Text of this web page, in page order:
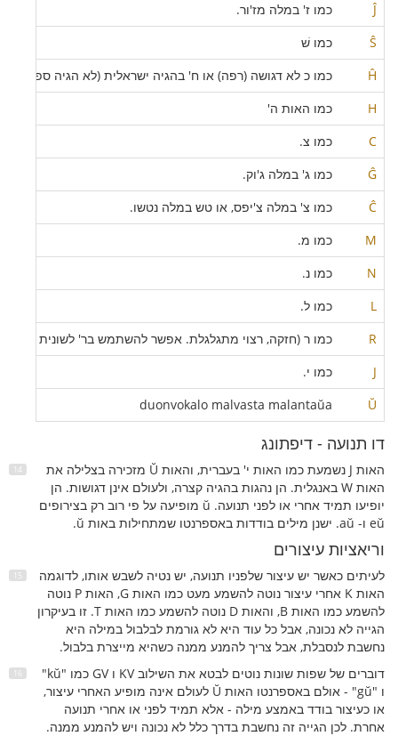
Ĵ
כמו ז' במלה מז'ור.
Ŝ
כמו שׁ
Ĥ
כמו כ לא דגושה (רפה) או ח' בהגיה ישראלית (לא הגיה ספרדית).
H
כמו האות ה'
C
כמו צ.
Ĝ
כמו ג' במלה ג'וק.
Ĉ
כמו צ' במלה צ'יפס, או טש במלה נטשו.
M
כמו מ.
N
כמו נ.
L
כמו ל.
R
כמו ר (חזקה, רצוי מתגלגלת. אפשר להשתמש בר' לשונית או
J
כמו י.
Ŭ
duonvokalo malvasta malantaŭa
דו תנועה - דיפתונג
האות J נשמעת כמו האות י' בעברית, והאות Ŭ מזכירה בצלילה את
האות W באנגלית. הן נהגות בהגיה קצרה, ולעולם אינן דגושות. הן
יופיעו תמיד אחרי או לפני תנועה. ŭ מופיעה על פי רוב רק בצירופים
eŭ ו- aŭ. ישנן מילים בודדות באספרנטו שמתחילות באות ŭ.
וריאציות עיצורים
לעיתים כאשר יש עיצור שלפניו תנועה, יש נטיה לשבש אותו, לדוגמה
האות K אחרי עיצור נוטה להשמע מעט כמו האות G, האות P נוטה
להשמע כמו האות B, והאות D נוטה להשמע כמו האות T. זו בעיקרון
הגייה לא נכונה, אבל כל עוד היא לא גורמת לבלבול במילה היא
נחשבת לנסבלת, אבל צריך להמנע ממנה כשהיא מייצרת בלבול.
דוברים של שפות שונות נוטים לבטא את השילוב KV ו GV כמו "kŭ"
ו "gŭ" - אולם באספרנטו האות Ŭ לעולם אינה מופיע האחרי עיצור,
או כעיצור בודד באמצע מילה - אלא תמיד לפני או אחרי תנועה
אחרת. לכן הגייה זה נחשבת בדרך כלל לא נכונה ויש להמנע ממנה.